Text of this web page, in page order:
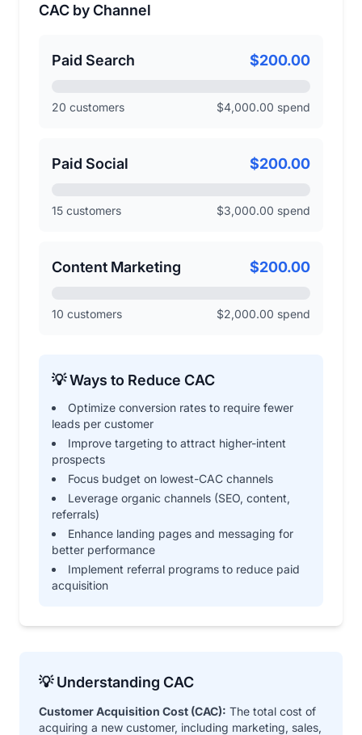
CAC by Channel
Paid Search $200.00
20 customers $4,000.00 spend
Paid Social $200.00
15 customers $3,000.00 spend
Content Marketing $200.00
10 customers $2,000.00 spend
💡 Ways to Reduce CAC
Optimize conversion rates to require fewer
leads per customer
Improve targeting to attract higher-intent
prospects
Focus budget on lowest-CAC channels
Leverage organic channels (SEO, content,
referrals)
Enhance landing pages and messaging for
better performance
Implement referral programs to reduce paid
acquisition
💡 Understanding CAC
Customer Acquisition Cost (CAC): The total cost of
acquiring a new customer, including marketing, sales,